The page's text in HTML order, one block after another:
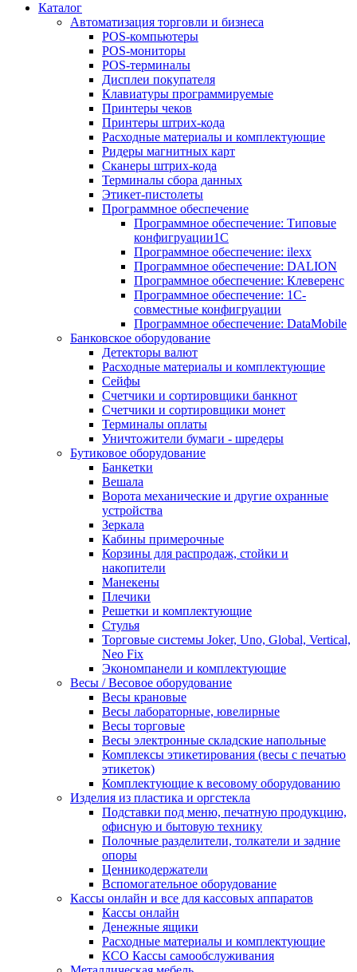
Каталог
Автоматизация торговли и бизнеса
POS-компьютеры
POS-мониторы
POS-терминалы
Дисплеи покупателя
Клавиатуры программируемые
Принтеры чеков
Принтеры штрих-кода
Расходные материалы и комплектующие
Ридеры магнитных карт
Сканеры штрих-кода
Терминалы сбора данных
Этикет-пистолеты
Программное обеспечение
Программное обеспечение: Типовые
конфигруации1С
Программное обеспечение: ilexx
Программное обеспечение: DALION
Программное обеспечение: Клеверенс
Программное обеспечение: 1С-
совместные конфигруации
Программное обеспечение: DataMobile
Банковское оборудование
Детекторы валют
Расходные материалы и комплектующие
Сейфы
Счетчики и сортировщики банкнот
Счетчики и сортировщики монет
Терминалы оплаты
Уничтожители бумаги - шредеры
Бутиковое оборудование
Банкетки
Вешала
Ворота механические и другие охранные
устройства
Зеркала
Кабины примерочные
Корзины для распродаж, стойки и
накопители
Манекены
Плечики
Решетки и комплектующие
Стулья
Торговые системы Joker, Uno, Global, Vertical,
Neo Fix
Экономпанели и комплектующие
Весы / Весовое оборудование
Весы крановые
Весы лабораторные, ювелирные
Весы торговые
Весы электронные складские напольные
Комплексы этикетирования (весы с печатью
этикеток)
Комплектующие к весовому оборудованию
Изделия из пластика и оргстекла
Подставки под меню, печатную продукцию,
офисную и бытовую технику
Полочные разделители, толкатели и задние
опоры
Ценникодержатели
Вспомогательное оборудование
Кассы онлайн и все для кассовых аппаратов
Кассы онлайн
Денежные ящики
Расходные материалы и комплектующие
КСО Кассы самообслуживания